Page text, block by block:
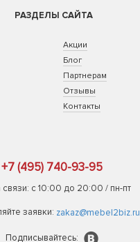
РАЗДЕЛЫ САЙТА
Акции
Блог
Партнерам
Отзывы
Контакты
+7 (495) 740-93-95
с 10:00 до 20:00 / пн-пт
заявки: zakaz@mebel2biz.ru
Подписывайтесь: